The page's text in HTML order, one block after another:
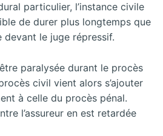
particulier, l’instance civile
de durer plus longtemps que
devant le juge répressif.
paralysée durant le procès
civil vient alors s’ajouter
à celle du procès pénal.
l’assureur en est retardée